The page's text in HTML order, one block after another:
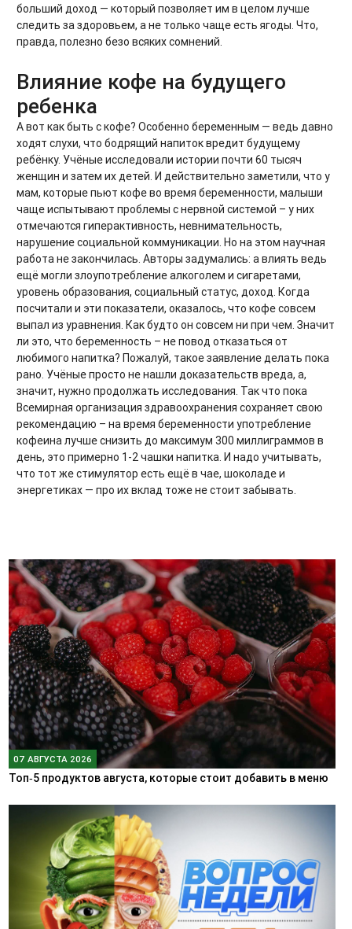
больший доход — который позволяет им в целом лучше
следить за здоровьем, а не только чаще есть ягоды. Что,
правда, полезно безо всяких сомнений.
Влияние кофе на будущего
ребенка
А вот как быть с кофе? Особенно беременным — ведь давно
ходят слухи, что бодрящий напиток вредит будущему
ребёнку. Учёные исследовали истории почти 60 тысяч
женщин и затем их детей. И действительно заметили, что у
мам, которые пьют кофе во время беременности, малыши
чаще испытывают проблемы с нервной системой – у них
отмечаются гиперактивность, невнимательность,
нарушение социальной коммуникации. Но на этом научная
работа не закончилась. Авторы задумались: а влиять ведь
ещё могли злоупотребление алкоголем и сигаретами,
уровень образования, социальный статус, доход. Когда
посчитали и эти показатели, оказалось, что кофе совсем
выпал из уравнения. Как будто он совсем ни при чем. Значит
ли это, что беременность – не повод отказаться от
любимого напитка? Пожалуй, такое заявление делать пока
рано. Учёные просто не нашли доказательств вреда, а,
значит, нужно продолжать исследования. Так что пока
Всемирная организация здравоохранения сохраняет свою
рекомендацию – на время беременности употребление
кофеина лучше снизить до максимум 300 миллиграммов в
день, это примерно 1-2 чашки напитка. И надо учитывать,
что тот же стимулятор есть ещё в чае, шоколаде и
энергетиках — про их вклад тоже не стоит забывать.
07 АВГУСТА 2026
Топ‑5 продуктов августа, которые стоит добавить в меню